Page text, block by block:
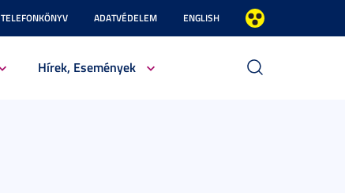
TELEFONKÖNYV ADATVÉDELEM ENGLISH
Hírek, Események